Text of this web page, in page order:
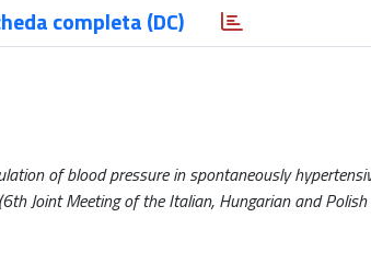
completa (DC)
of blood pressure in spontaneously
Joint Meeting of the Italian, Hungarian and